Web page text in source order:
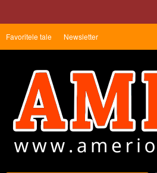
Favoritele tale Newsletter